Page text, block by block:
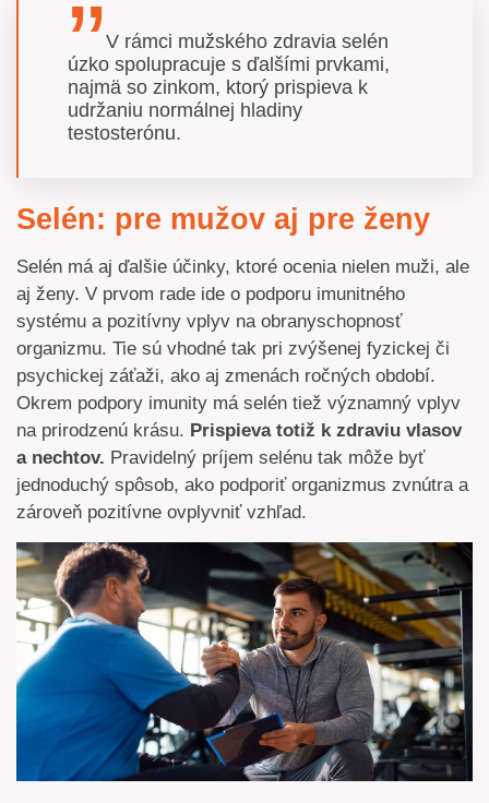
V rámci mužského zdravia selén
úzko spolupracuje s ďalšími prvkami,
najmä so zinkom, ktorý prispieva k
udržaniu normálnej hladiny
testosterónu.
Selén: pre mužov aj pre ženy
Selén má aj ďalšie účinky, ktoré ocenia nielen muži, ale
aj ženy. V prvom rade ide o podporu imunitného
systému a pozitívny vplyv na obranyschopnosť
organizmu. Tie sú vhodné tak pri zvýšenej fyzickej či
psychickej záťaži, ako aj zmenách ročných období.
Okrem podpory imunity má selén tiež významný vplyv
na prirodzenú krásu. Prispieva totiž k zdraviu vlasov
a nechtov. Pravidelný príjem selénu tak môže byť
jednoduchý spôsob, ako podporiť organizmus zvnútra a
zároveň pozitívne ovplyvniť vzhľad.